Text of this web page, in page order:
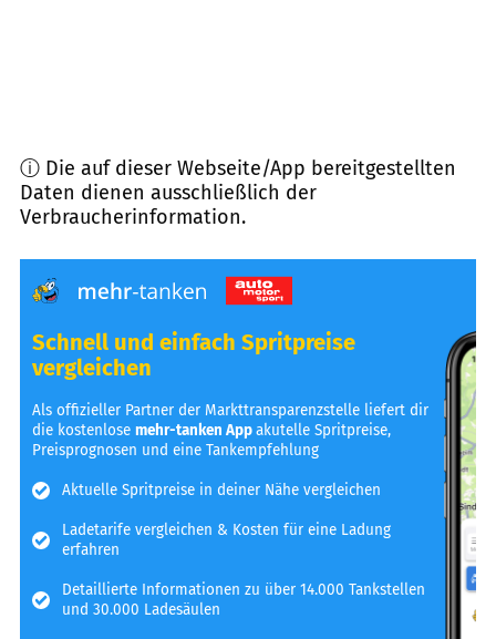
ⓘ Die auf dieser Webseite/App bereitgestellten
Daten dienen ausschließlich der
Verbraucherinformation.
Schnell und einfach Spritpreise
vergleichen
Als offizieller Partner der Markttransparenzstelle liefert dir
die kostenlosemehr-tanken Appakutelle Spritpreise,
Preisprognosen und eine Tankempfehlung
Aktuelle Spritpreise in deiner Nähe vergleichen
Ladetarife vergleichen & Kosten für eine Ladung
erfahren
Detaillierte Informationen zu über 14.000 Tankstellen
und 30.000 Ladesäulen